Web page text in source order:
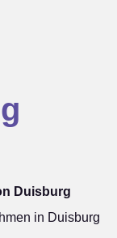
Duisburg
in Duisburg